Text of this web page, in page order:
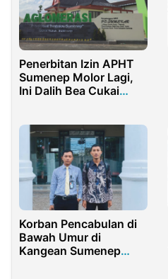
Penerbitan Izin APHT
Sumenep Molor Lagi,
Ini Dalih Bea Cukai
Korban Pencabulan di
Bawah Umur di
Kangean Sumenep